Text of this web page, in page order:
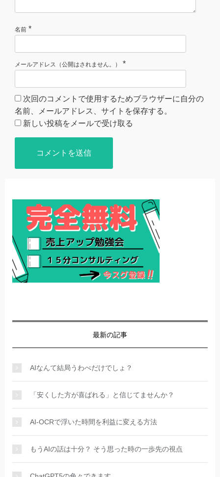
名前 *
メールアドレス（公開はされません。） *
次回のコメントで使用するためブラウザーに自分の
名前、メールアドレス、サイトを保存する。
新しい投稿をメールで受け取る
最新の記事
AIなんて結局うわべだけでしょ？
「安くした方が喜ばれる」と信じてませんか？
AI-OCRで浮いた時間を利益に変える方法
もうAIの話は十分？ そう思った時の一歩先の視点